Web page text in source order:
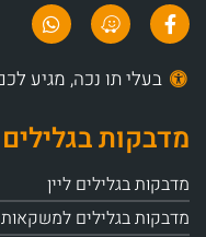
בעלי תו נכה, מגיע לכם 5% הנחה! בהתאם
מדבקות בגלילים
מדבקות בגלילים ליין
מדבקות בגלילים למשקאות